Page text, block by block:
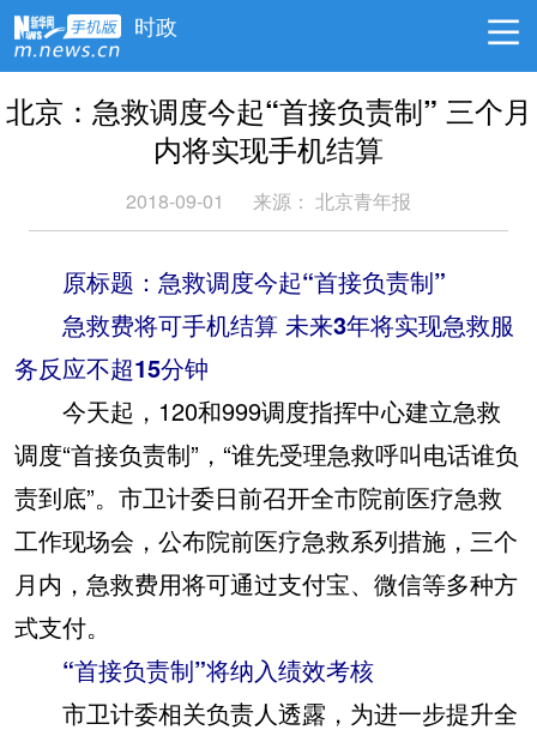
时政
北京：急救调度今起“首接负责制” 三个月
内将实现手机结算
2018-09-01 来源： 北京青年报
原标题：急救调度今起“首接负责制”
急救费将可手机结算 未来3年将实现急救服
务反应不超15分钟
今天起，120和999调度指挥中心建立急救
调度“首接负责制”，“谁先受理急救呼叫电话谁负
责到底”。市卫计委日前召开全市院前医疗急救
工作现场会，公布院前医疗急救系列措施，三个
月内，急救费用将可通过支付宝、微信等多种方
式支付。
“首接负责制”将纳入绩效考核
市卫计委相关负责人透露，为进一步提升全